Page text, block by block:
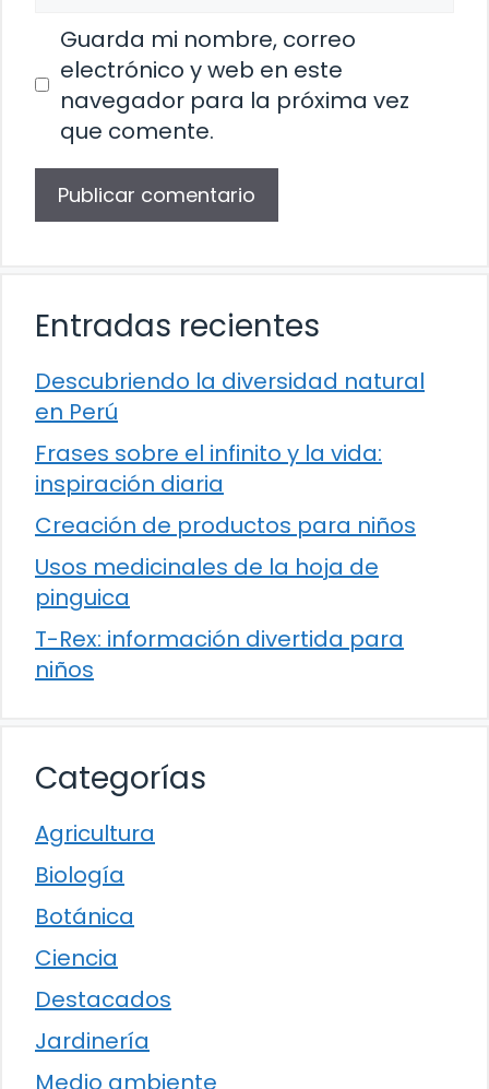
Guarda mi nombre, correo
electrónico y web en este
navegador para la próxima vez
que comente.
Entradas recientes
Descubriendo la diversidad natural
en Perú
Frases sobre el infinito y la vida:
inspiración diaria
Creación de productos para niños
Usos medicinales de la hoja de
pinguica
T-Rex: información divertida para
niños
Categorías
Agricultura
Biología
Botánica
Ciencia
Destacados
Jardinería
Medio ambiente